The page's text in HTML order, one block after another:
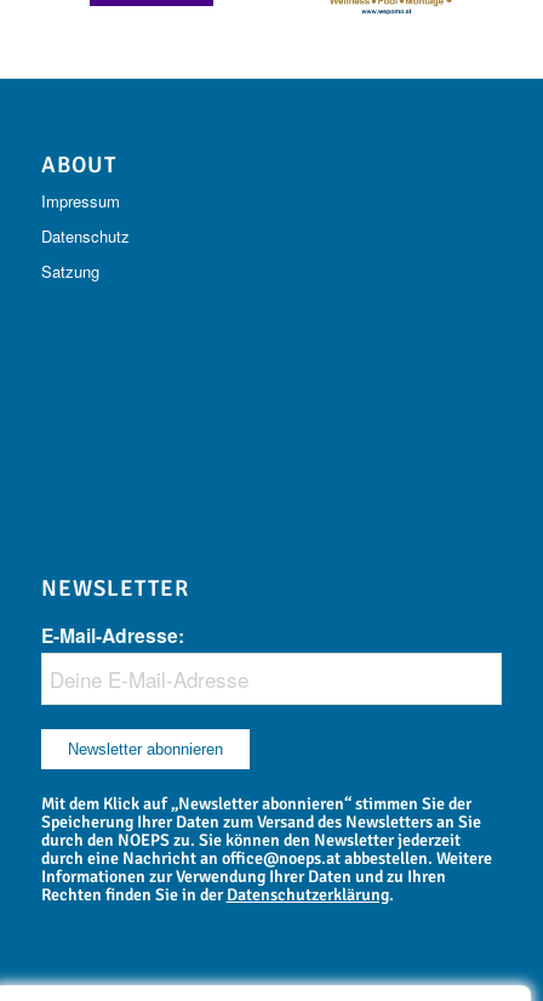
ABOUT
Impressum
Datenschutz
Satzung
NEWSLETTER
E-Mail-Adresse:
Mit dem Klick auf „Newsletter abonnieren“ stimmen Sie der
Speicherung Ihrer Daten zum Versand des Newsletters an Sie
durch den NOEPS zu. Sie können den Newsletter jederzeit
durch eine Nachricht an office@noeps.at abbestellen. Weitere
Informationen zur Verwendung Ihrer Daten und zu Ihren
Rechten finden Sie in derDatenschutzerklärung.